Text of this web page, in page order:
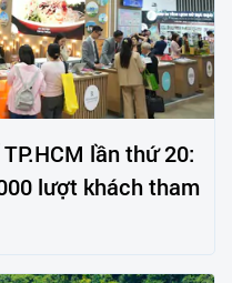
lần thứ 20:
lượt khách tham